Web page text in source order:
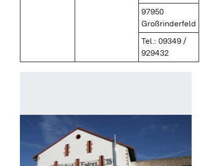
97950
Großrinderfeld
Tel.: 09349 /
929432